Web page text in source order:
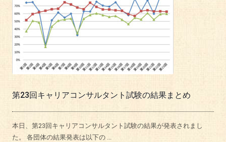
第23回キャリアコンサルタント試験の結果まとめ
本日、第23回キャリアコンサルタント試験の結果が発表されまし
た。 各団体の結果発表は以下の ...